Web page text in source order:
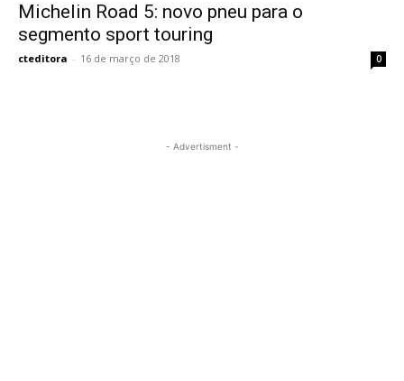
Michelin Road 5: novo pneu para o
segmento sport touring
cteditora - 16 de março de 2018 0
- Advertisment -